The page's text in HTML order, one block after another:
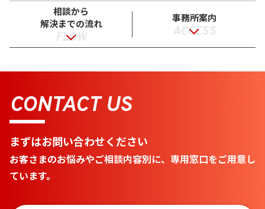
相談から
解決までの流れ
FLOW
事務所案内
ACCESS
CONTACT US
まずはお問い合わせください
お客さまのお悩みやご相談内容別に、専用窓口をご用意し
ています。